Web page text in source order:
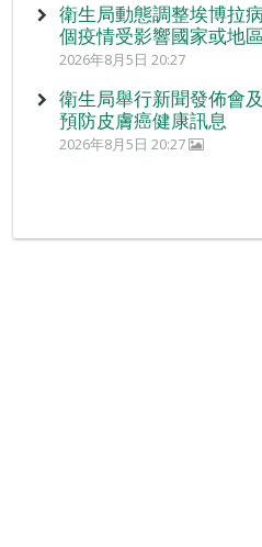
衛生局動態調整埃博拉
個疫情受影響國家或地
2026年8月5日 20:27
衛生局舉行新聞發佈會
預防皮膚癌健康訊息
2026年8月5日 20:27